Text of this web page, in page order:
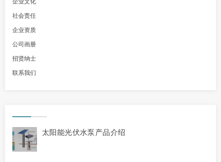
企业文化
社会责任
企业资质
公司画册
招贤纳士
联系我们
太阳能光伏水泵产品介绍